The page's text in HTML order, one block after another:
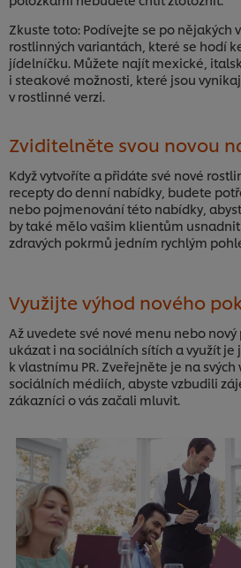
Zkuste toto: Podívejte se po nějakých
rostlinných variantách, které se hodí
jídelníčku. Můžete najít mexické,
i steakové možnosti, které jsou
v rostlinné verzi.
Zviditelněte svou novou
Když vytvoříte a přidáte své nové
recepty do denní nabídky, budete
nebo pojmenování této nabídky,
by také mělo vašim klientům
zdravých pokrmů jedním rychlým
Využijte výhod nového
Až uvedete své nové menu nebo
ukázat i na sociálních sítích a využít
k vlastnímu PR. Zveřejněte je na
sociálních médiích, abyste vzbudili
zákazníci o vás začali mluvit.